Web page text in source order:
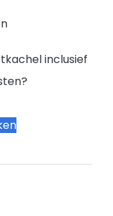
inclusief